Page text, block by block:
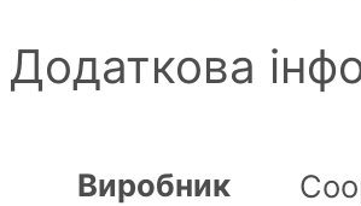
Додаткова
Виробник